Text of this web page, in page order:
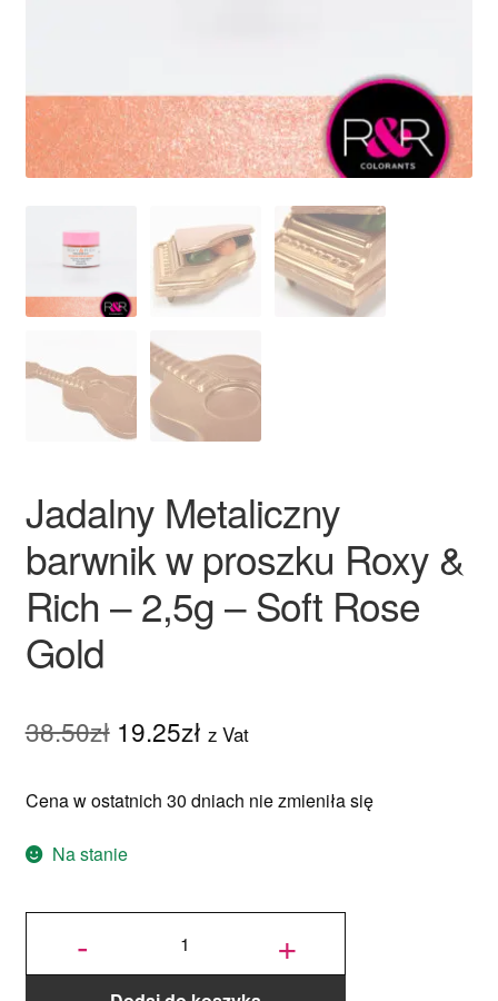
Deserowa czekolada
Ciemna czekolada
Kolorowa czekolada
Czekolada do fontann
Dodatki do czekolady
Posypka czekoladowa
Kakao
Czekolada plastyczna
Czekolada strzelająca
Owocowe dodatki
Dekorowanie
Dodatki
Niejadalne
Jadalny Metaliczny
barwnik w proszku Roxy &
Rich – 2,5g – Soft Rose
Gold
38.50zł Pierwotna
wynosiła:
38.50zł.
19.25złAktualna
wynosi:
z Vat
Cena w ostatnich 30 dniach nie zmieniła się
Na stanie
-
ilość
barwnik w
proszku
Roxy &
Rich -
2,5g - Soft
+